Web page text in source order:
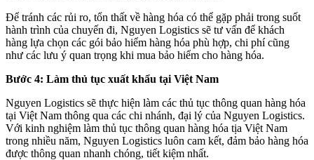
Để tránh các rủi ro, tổn thất về hàng hóa có thể gặp phải trong suốt
hành trình của chuyến đi, Nguyen Logistics sẽ tư vấn để khách
hàng lựa chọn các gói bảo hiểm hàng hóa phù hợp, chi phí cũng
như các lưu ý quan trọng khi mua bảo hiểm cho hàng hóa.
Bước 4: Làm thủ tục xuất khẩu tại Việt Nam
Nguyen Logistics sẽ thực hiện làm các thủ tục thông quan hàng hóa
tại Việt Nam thông qua các chi nhánh, đại lý của Nguyen Logistics.
Với kinh nghiệm làm thủ tục thông quan hàng hóa tịa Việt Nam
trong nhiều năm, Nguyen Logistics luôn cam kết, đảm bảo hàng hóa
được thông quan nhanh chóng, tiết kiệm nhất.